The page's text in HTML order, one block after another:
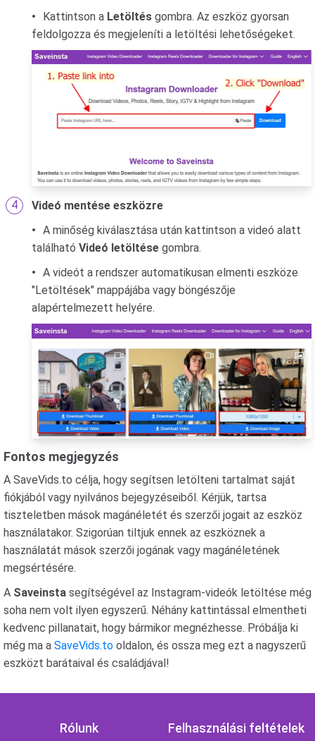
Kattintson a Letöltés gombra. Az eszköz gyorsan
feldolgozza és megjeleníti a letöltési lehetőségeket.
Videó mentése eszközre
A minőség kiválasztása után kattintson a videó alatt
található Videó letöltése gombra.
A videót a rendszer automatikusan elmenti eszköze
"Letöltések" mappájába vagy böngészője
alapértelmezett helyére.
Fontos megjegyzés
A SaveVids.to célja, hogy segítsen letölteni tartalmat saját
fiókjából vagy nyilvános bejegyzéseiből. Kérjük, tartsa
tiszteletben mások magánéletét és szerzői jogait az eszköz
használatakor. Szigorúan tiltjuk ennek az eszköznek a
használatát mások szerzői jogának vagy magánéletének
megsértésére.
A Saveinsta segítségével az Instagram-videók letöltése még
soha nem volt ilyen egyszerű. Néhány kattintással elmentheti
kedvenc pillanatait, hogy bármikor megnézhesse. Próbálja ki
még ma a SaveVids.to oldalon, és ossza meg ezt a nagyszerű
eszközt barátaival és családjával!
Rólunk Felhasználási feltételek